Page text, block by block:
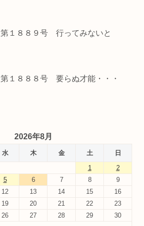
第１８８９号 行ってみないと
第１８８８号 要らぬ才能・・・
2026年8月
水 木 金 土
日
1
2
5 6 7 8
9
12 13 14 15
16
19 20 21 22
23
26 27 28 29
30